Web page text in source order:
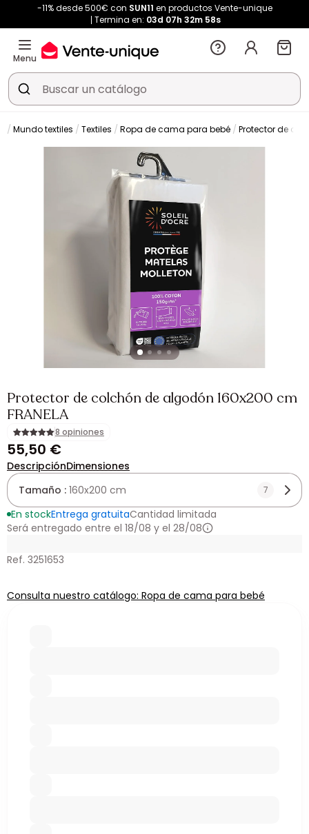
-11% desde 500€ con SUN11 en productos Vente-unique
Termina en: 03d 07h 32m 57s
Menu
Mundo textiles Textiles Ropa de cama para bebé Protector de
Protector de colchón de algodón 160x200 cm
FRANELA
8 opiniones
55,50 €
DescripciónDimensiones
Tamaño : 160x200 cm 7
En stockEntrega gratuitaCantidad limitada
Será entregado entre el 18/08 y el 28/08
Ref. 3251653
Consulta nuestro catálogo: Ropa de cama para bebé